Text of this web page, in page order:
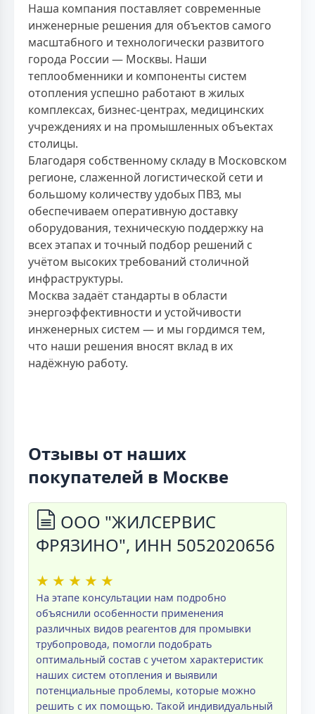
Наша компания поставляет современные
инженерные решения для объектов самого
масштабного и технологически развитого
города России — Москвы. Наши
теплообменники и компоненты систем
отопления успешно работают в жилых
комплексах, бизнес-центрах, медицинских
учреждениях и на промышленных объектах
столицы.
Благодаря собственному складу в Московском
регионе, слаженной логистической сети и
большому количеству удобых ПВЗ, мы
обеспечиваем оперативную доставку
оборудования, техническую поддержку на
всех этапах и точный подбор решений с
учётом высоких требований столичной
инфраструктуры.
Москва задаёт стандарты в области
энергоэффективности и устойчивости
инженерных систем — и мы гордимся тем,
что наши решения вносят вклад в их
надёжную работу.
Отзывы от наших
покупателей в Москве
ООО "ЖИЛСЕРВИС
ФРЯЗИНО", ИНН 5052020656
★ ★ ★ ★ ★
На этапе консультации нам подробно
объяснили особенности применения
различных видов реагентов для промывки
трубопровода, помогли подобрать
оптимальный состав с учетом характеристик
наших систем отопления и выявили
потенциальные проблемы, которые можно
решить с их помощью. Такой индивидуальный